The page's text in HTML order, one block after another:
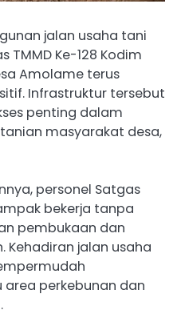
jalan usaha tani
TMMD Ke-128 Kodim
Amolame terus
Infrastruktur tersebut
penting dalam
masyarakat desa,
personel Satgas
bekerja tanpa
pembukaan dan
jalan usaha
perkebunan dan